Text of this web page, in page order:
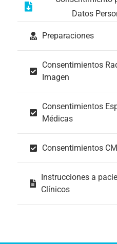
Datos
Preparaciones
Consentimientos
Imagen
Consentimientos
Médicas
Consentimientos
Instrucciones a
Clínicos